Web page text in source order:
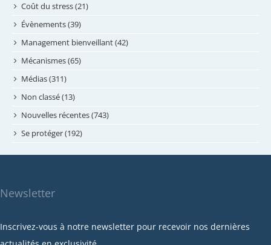
juin 2024
mai 2024
avril 2024
février 2024
janvier 2024
novembre 2023
octobre 2023
septembre 2023
mars 2023
janvier 2023
décembre 2022
Coût du stress (21)
Évènements (39)
Management bienveillant (42)
Mécanismes (65)
Médias (311)
Non classé (13)
Nouvelles récentes (743)
Se protéger (192)
Newsletter
Inscrivez-vous à notre newsletter pour recevoir nos dernières